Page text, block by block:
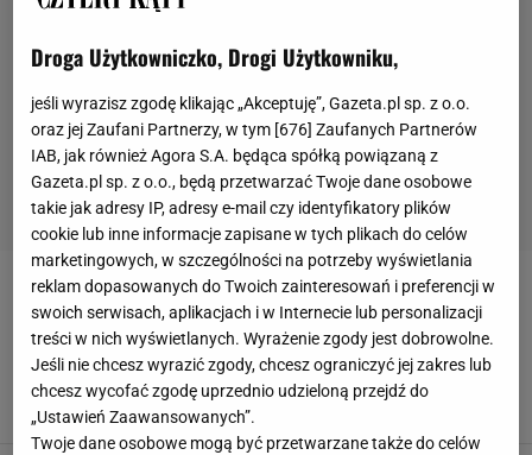
CHOINKA Z MAKARONU
Jak zrobić choinkę z makaronu? Sposób na
łatwą i oryginalną ozdobę na święta
CHOINKA CHOINKA Z MAKARONU DIY LAMPKI CHOINKOWE
Droga Użytkowniczko, Drogi Użytkowniku,
jeśli wyrazisz zgodę klikając „Akceptuję”, Gazeta.pl sp. z o.o.
oraz jej Zaufani Partnerzy, w tym [676] Zaufanych Partnerów
IAB, jak również Agora S.A. będąca spółką powiązaną z
Gazeta.pl sp. z o.o., będą przetwarzać Twoje dane osobowe
takie jak adresy IP, adresy e-mail czy identyfikatory plików
cookie lub inne informacje zapisane w tych plikach do celów
marketingowych, w szczególności na potrzeby wyświetlania
reklam dopasowanych do Twoich zainteresowań i preferencji w
swoich serwisach, aplikacjach i w Internecie lub personalizacji
treści w nich wyświetlanych. Wyrażenie zgody jest dobrowolne.
Jeśli nie chcesz wyrazić zgody, chcesz ograniczyć jej zakres lub
chcesz wycofać zgodę uprzednio udzieloną przejdź do
„Ustawień Zaawansowanych”.
Twoje dane osobowe mogą być przetwarzane także do celów